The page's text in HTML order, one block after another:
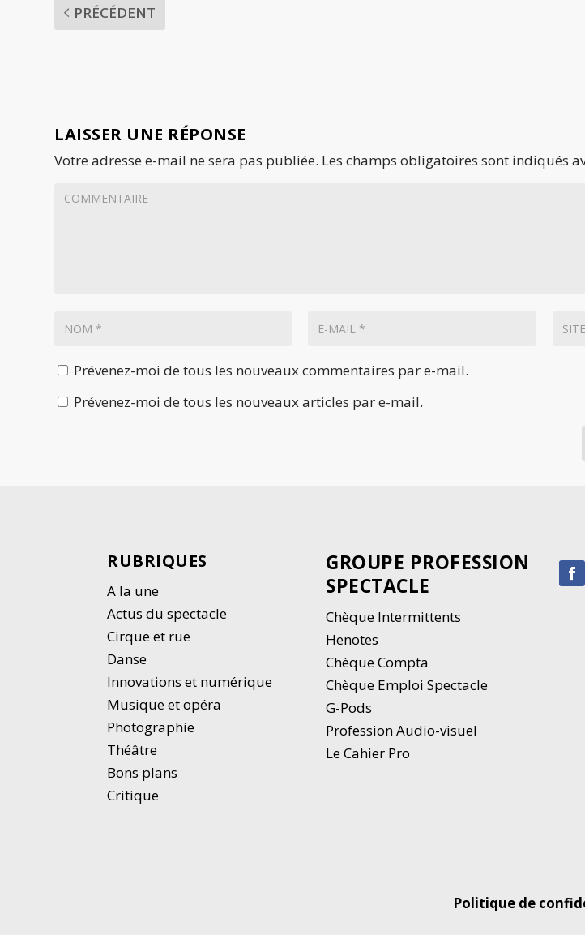
PRÉCÉDENT
LAISSER UNE RÉPONSE
Votre adresse e-mail ne sera pas publiée. Les champs obligatoires sont indiqués
Prévenez-moi de tous les nouveaux commentaires par e-mail.
Prévenez-moi de tous les nouveaux articles par e-mail.
RUBRIQUES
A la une
Actus du spectacle
Cirque et rue
Danse
Innovations et numérique
Musique et opéra
Photographie
Théâtre
Bons plans
Critique
GROUPE PROFESSION
SPECTACLE
Chèque Intermittents
Henotes
Chèque Compta
Chèque Emploi Spectacle
G-Pods
Profession Audio-visuel
Le Cahier Pro
Politique de